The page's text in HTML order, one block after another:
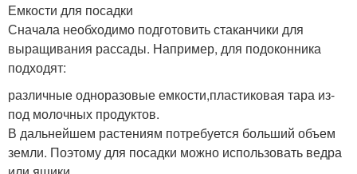
Емкости для посадки
Сначала необходимо подготовить стаканчики для
выращивания рассады. Например, для подоконника
подходят:
различные одноразовые емкости,пластиковая тара из-
под молочных продуктов.
В дальнейшем растениям потребуется больший объем
земли. Поэтому для посадки можно использовать ведра